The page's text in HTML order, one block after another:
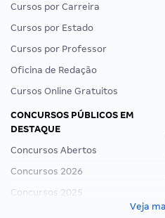
Cursos por Carreira
Cursos por Estado
Cursos por Professor
Oficina de Redação
Cursos Online Gratuitos
CONCURSOS PÚBLICOS EM
DESTAQUE
Concursos Abertos
Concursos 2026
Concursos 2025
Veja